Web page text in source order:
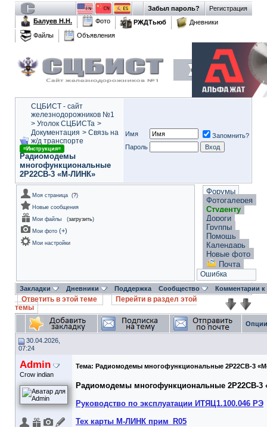
Регистрация
Забыл пароль?
Балуев Н.Н.
Фото РЖДТьюб
Дневники
Файлы
Объявления
СЦБИСТ - сайт
железнодорожников №1
> Уголок СЦБИСТа >
Документация > Связь на
ж/д транспорте
=Инструкция=
Радиомодемы
многофункциональные
2Р22СВ-3 «М-ЛИНК»
Имя
Запомнить?
Пароль
Моя страница (?)
Новые сообщения
Мои файлы
(загрузить)
Мои фото (+)
Мои настройки
Форумы
Фотогалерея
Студенту
Дороги
Группы
Помощь
Календарь
Новые фото
Почта
Ошибка
Закладки Дневники Поддержка Сообщество Комментарии
Ответить в этой теме
Перейти в раздел этой
темы
30.04.2026,
07:24
Admin
Crow indian
Тема: Радиомодемы многофункциональные 2Р22СВ-3
Радиомодемы многофункциональные 2Р22СВ-3
Руководство по эксплуатации ИТЯЦ1.100.046 РЭ
Тех карты М-ЛИНК прим_R05